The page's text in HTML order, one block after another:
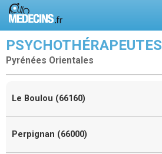
PSYCHOTHÉRAPEUTES
Pyrénées Orientales
Le Boulou (66160)
Perpignan (66000)